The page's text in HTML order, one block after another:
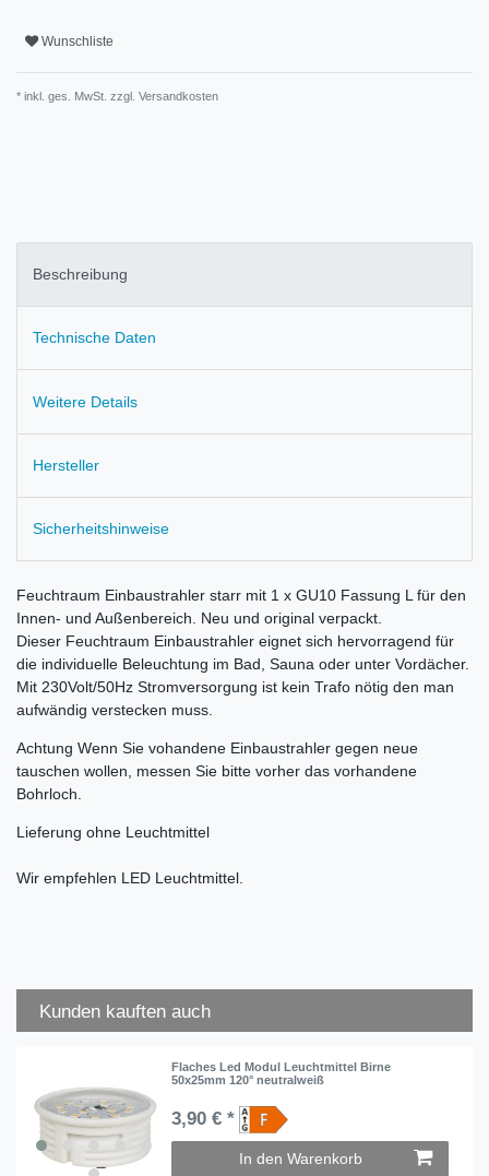
Wunschliste
* inkl. ges. MwSt. zzgl. Versandkosten
Beschreibung
Technische Daten
Weitere Details
Hersteller
Sicherheitshinweise
Feuchtraum Einbaustrahler starr mit 1 x GU10 Fassung L für den
Innen- und Außenbereich. Neu und original verpackt.
Dieser Feuchtraum Einbaustrahler eignet sich hervorragend für
die individuelle Beleuchtung im Bad, Sauna oder unter Vordächer.
Mit 230Volt/50Hz Stromversorgung ist kein Trafo nötig den man
aufwändig verstecken muss.
Achtung Wenn Sie vohandene Einbaustrahler gegen neue
tauschen wollen, messen Sie bitte vorher das vorhandene
Bohrloch.
Lieferung ohne Leuchtmittel
Wir empfehlen LED Leuchtmittel.
Kunden kauften auch
Flaches Led Modul Leuchtmittel Birne
50x25mm 120° neutralweiß
3,90 € *
In den Warenkorb